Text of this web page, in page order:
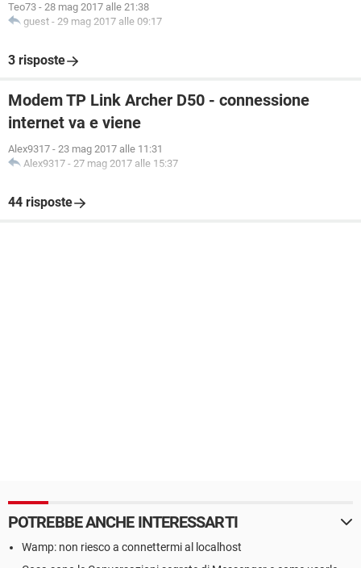
Teo73 - 28 mag 2017 alle 21:38
guest - 29 mag 2017 alle 09:17
3 risposte
Modem TP Link Archer D50 - connessione
internet va e viene
Alex9317 - 23 mag 2017 alle 11:31
Alex9317 - 27 mag 2017 alle 15:37
44 risposte
POTREBBE ANCHE INTERESSARTI
Wamp: non riesco a connettermi al localhost